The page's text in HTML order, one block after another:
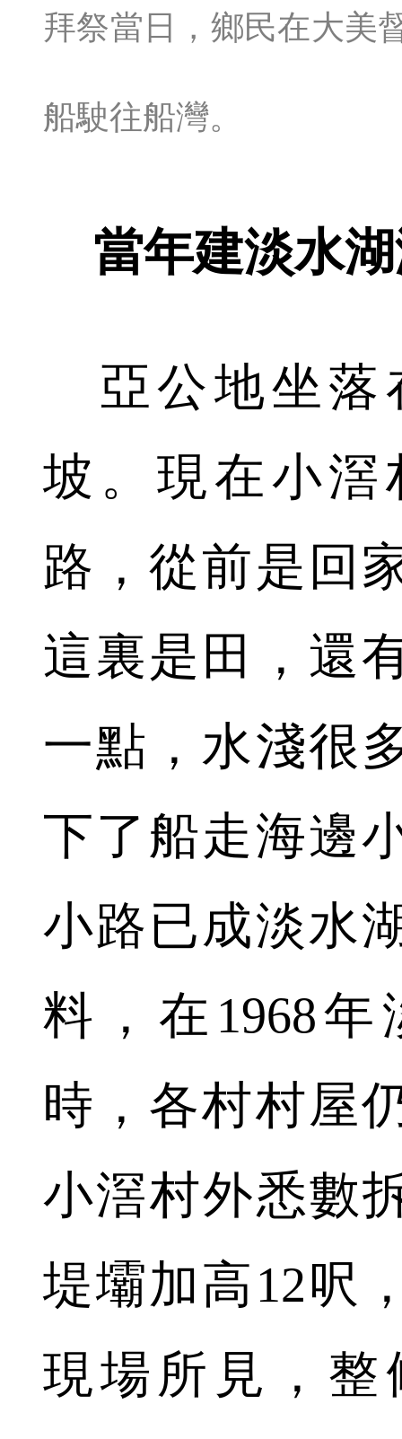
拜祭當日，鄉民在大美
船駛往船灣。
當年建淡水
亞公地坐落
坡。現在小滘
路，從前是回
這裏是田，還
一點，水淺很
下了船走海邊
小路已成淡水
料，在1968
時，各村村屋
小滘村外悉數
堤壩加高12呎
現場所見，整